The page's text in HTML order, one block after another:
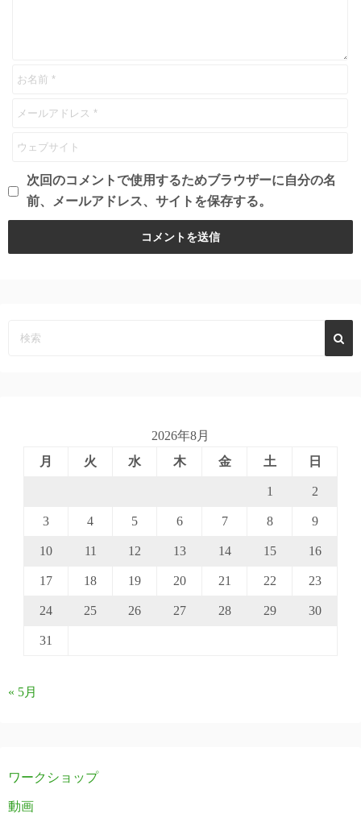
次回のコメントで使用するためブラウザーに自分の名
前、メールアドレス、サイトを保存する。
2026年8月
月
火 水 木 金 土 日
1 2
3 4 5 6 7 8 9
10 11 12 13 14 15 16
17 18 19 20 21 22 23
24 25 26 27 28 29 30
31
« 5月
ワークショップ
動画